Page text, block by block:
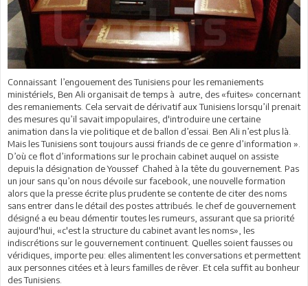
Connaissant l’engouement des Tunisiens pour les remaniements
ministériels, Ben Ali organisait de temps à autre, des «fuites» concernant
des remaniements. Cela servait de dérivatif aux Tunisiens lorsqu’il prenait
des mesures qu’il savait impopulaires, d'introduire une certaine
animation dans la vie politique et de ballon d’essai. Ben Ali n’est plus là.
Mais les Tunisiens sont toujours aussi friands de ce genre d’information ».
D’où ce flot d’informations sur le prochain cabinet auquel on assiste
depuis la désignation de Youssef Chahed à la tête du gouvernement. Pas
un jour sans qu’on nous dévoile sur facebook, une nouvelle formation
alors que la presse écrite plus prudente se contente de citer des noms
sans entrer dans le détail des postes attribués. le chef de gouvernement
désigné a eu beau démentir toutes les rumeurs, assurant que sa priorité
aujourd'hui, «c'est la structure du cabinet avant les noms», les
indiscrétions sur le gouvernement continuent. Quelles soient fausses ou
véridiques, importe peu: elles alimentent les conversations et permettent
aux personnes citées et à leurs familles de rêver. Et cela suffit au bonheur
des Tunisiens.